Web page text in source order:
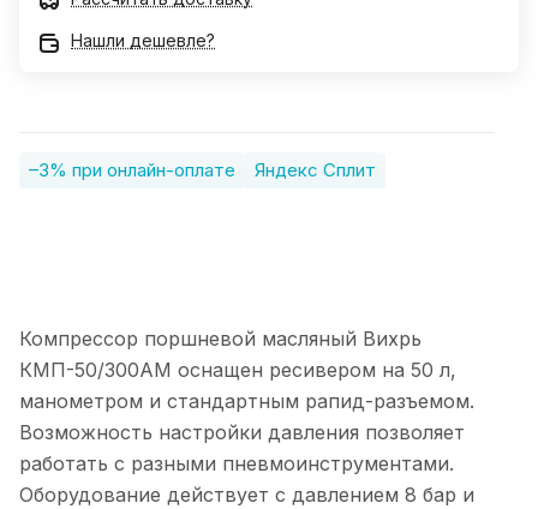
Нашли дешевле?
–3% при онлайн-оплате Яндекс Сплит
Компрессор поршневой масляный Вихрь
КМП-50/300АМ оснащен ресивером на 50 л,
манометром и стандартным рапид-разъемом.
Возможность настройки давления позволяет
работать с разными пневмоинструментами.
Оборудование действует с давлением 8 бар и